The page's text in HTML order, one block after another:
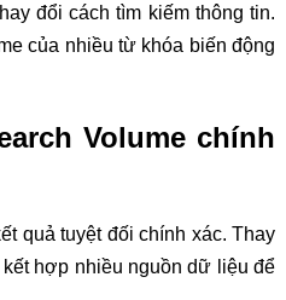
đổi cách tìm kiếm thông tin.
của nhiều từ khóa biến động
Volume chính
quả tuyệt đối chính xác. Thay
hợp nhiều nguồn dữ liệu để